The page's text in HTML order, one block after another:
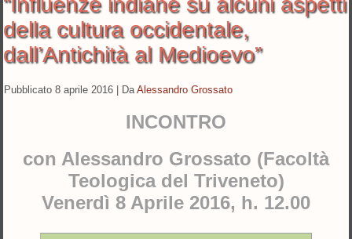
della cultura occidentale,
dall’Antichità al Medioevo”
Pubblicato 8 aprile 2016 Da Alessandro Grossato
INCONTRO
con Alessandro Grossato (Facoltà
Teologica del Triveneto)
Venerdì 8 Aprile 2016, h. 12.00